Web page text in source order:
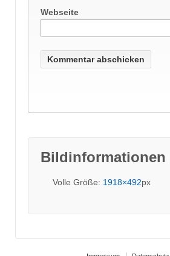
Webseite
Bildinformationen
Volle Größe: 1918×492px